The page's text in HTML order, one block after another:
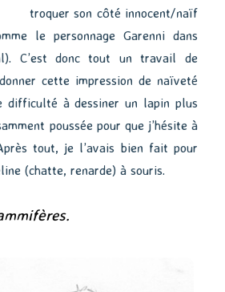
troquer son côté innocent/naïf
le personnage Garenni dans
C’est donc tout un travail de
cette impression de naïveté
difficulté à dessiner un lapin plus
poussée pour que j’hésite à
tout, je l’avais bien fait pour
(chatte, renarde) à souris.